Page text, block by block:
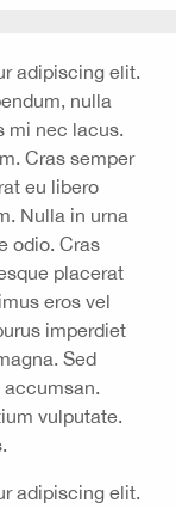
adipiscing elit.
nulla
mi nec lacus.
Cras semper
eu libero
Nulla in urna
odio. Cras
placerat
eros vel
imperdiet
Sed
vulputate.
adipiscing elit.